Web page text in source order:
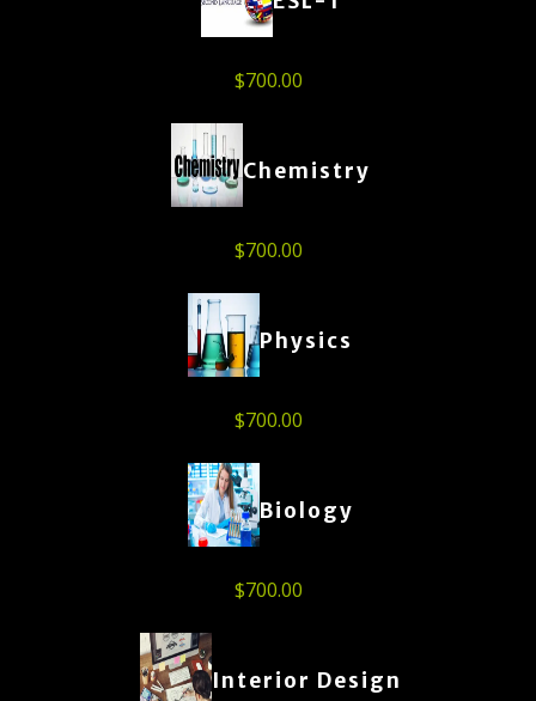
$700.00
Chemistry
$700.00
Physics
$700.00
Biology
$700.00
Interior Design